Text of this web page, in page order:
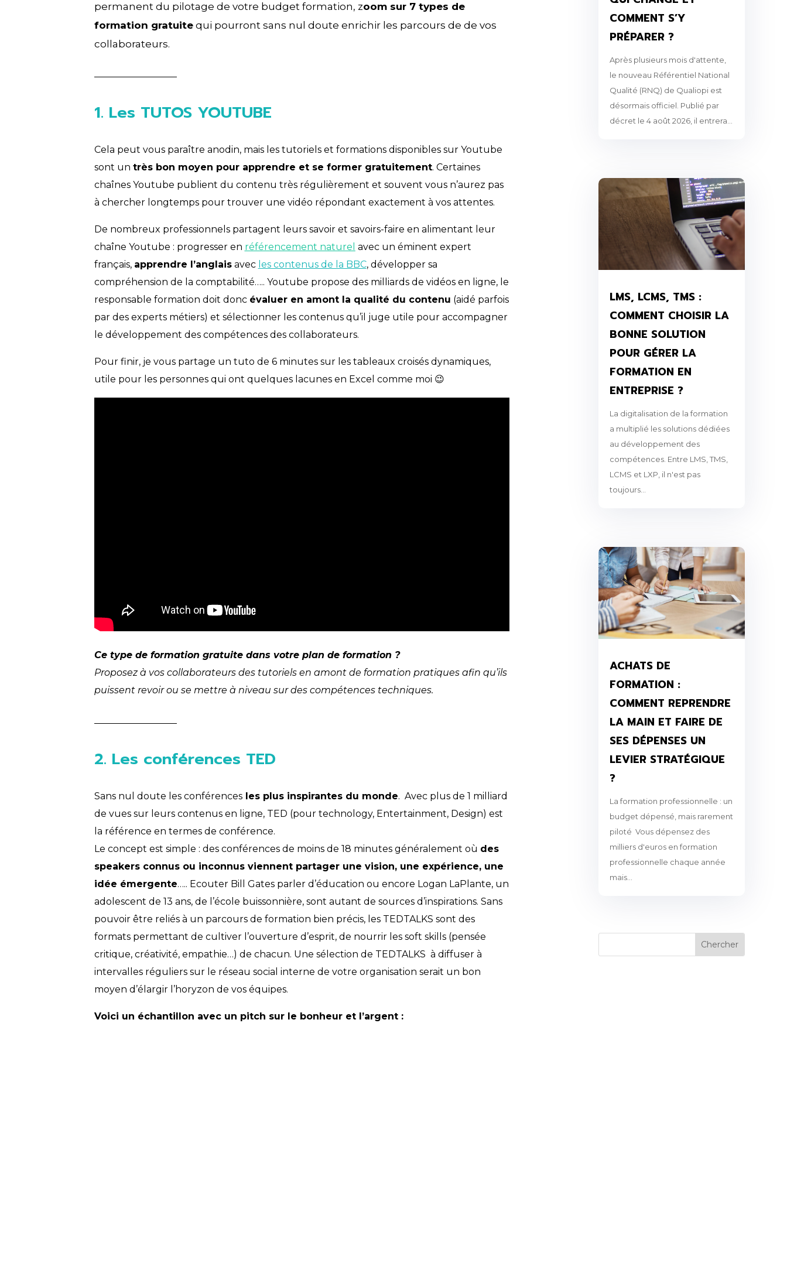
permanent du pilotage de votre budget formation, zoom sur 7 types de
formation gratuitequi pourront sans nul doute enrichir les parcours de de vos
collaborateurs.
1. Les TUTOS YOUTUBE
Cela peut vous paraître anodin, mais les tutoriels et formations disponibles sur Youtube
sont un très bon moyen pour apprendre et se former gratuitement. Certaines
chaînes Youtube publient du contenu très régulièrement et souvent vous n’aurez pas
à chercher longtemps pour trouver une vidéo répondant exactement à vos attentes.
De nombreux professionnels partagent leurs savoir et savoirs-faire en alimentant leur
chaîne Youtube : progresser en référencement naturel avec un éminent expert
français, apprendre l’anglaisavec les contenus de la BBC, développer sa
compréhension de la comptabilité….. Youtube propose des milliards de vidéos en ligne, le
responsable formation doit donc évaluer en amont la qualité du contenu (aidé parfois
par des experts métiers) et sélectionner les contenus qu’il juge utile pour accompagner
le développement des compétences des collaborateurs.
Pour finir, je vous partage un tuto de 6 minutes sur les tableaux croisés dynamiques,
utile pour les personnes qui ont quelques lacunes en Excel comme moi 😉
Ce type de formation gratuite dans votre plan de formation ?
Proposez à vos collaborateurs des tutoriels en amont de formation pratiques afin qu’ils
puissent revoir ou se mettre à niveau sur des compétences techniques.
2. Les conférences TED
Sans nul doute les conférencesles plus inspirantes du monde. Avec plus de 1 milliard
de vues sur leurs contenus en ligne, TED (pour technology, Entertainment, Design) est
la référence en termes de conférence.
Le concept est simple : des conférences de moins de 18 minutes généralement où des
speakers connus ou inconnus viennent partager une vision, une expérience, une
idée émergente….. Ecouter Bill Gates parler d’éducation ou encore Logan LaPlante, un
adolescent de 13 ans, de l’école buissonnière, sont autant de sources d’inspirations. Sans
pouvoir être reliés à un parcours de formation bien précis, les TEDTALKS sont des
formats permettant de cultiver l’ouverture d’esprit, de nourrir les soft skills (pensée
critique, créativité, empathie…) de chacun. Une sélection de TEDTALKS à diffuser à
intervalles réguliers sur le réseau social interne de votre organisation serait un bon
moyen d’élargir l’horyzon de vos équipes.
Voici un échantillon avec un pitch sur le bonheur et l’argent :
COMMENT S’Y
PRÉPARER ?
Après plusieurs mois d'attente,
le nouveau Référentiel National
Qualité (RNQ) de Qualiopi est
désormais officiel. Publié par
décret le 4 août 2026, il entrera...
LMS, LCMS, TMS :
COMMENT CHOISIR LA
BONNE SOLUTION
POUR GÉRER LA
FORMATION EN
ENTREPRISE ?
La digitalisation de la formation
a multiplié les solutions dédiées
au développement des
compétences. Entre LMS, TMS,
LCMS et LXP, il n'est pas
toujours...
ACHATS DE
FORMATION :
COMMENT REPRENDRE
LA MAIN ET FAIRE DE
SES DÉPENSES UN
LEVIER STRATÉGIQUE
?
La formation professionnelle : un
budget dépensé, mais rarement
piloté Vous dépensez des
milliers d'euros en formation
professionnelle chaque année
mais...